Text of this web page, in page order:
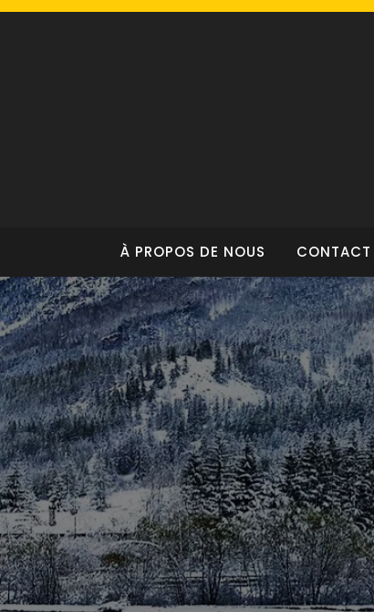
Skip
À PROPOS DE NOUS CONTACT